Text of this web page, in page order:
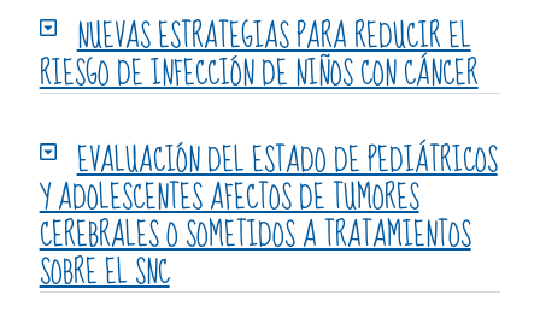
NUEVAS ESTRATEGIAS PARA REDUCIR EL
RIESGO DE INFECCIÓN DE NIÑOS CON CÁNCER
EVALUACIÓN DEL ESTADO DE PEDIÁTRICOS
Y ADOLESCENTES AFECTOS DE TUMORES
CEREBRALES O SOMETIDOS A TRATAMIENTOS
SOBRE EL SNC